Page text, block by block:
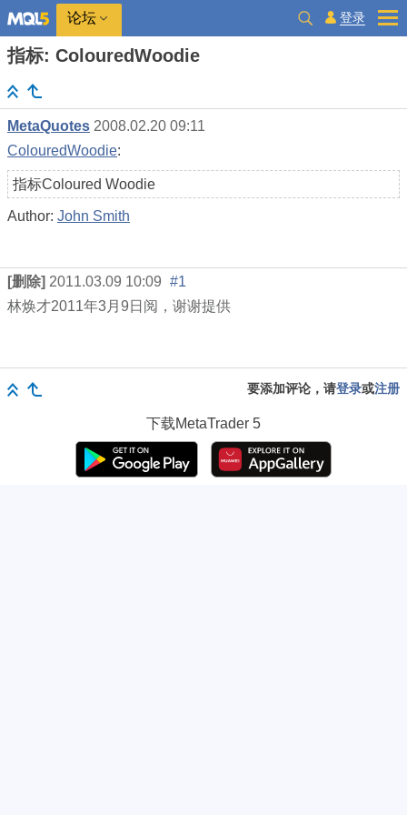
论坛 登录
指标: ColouredWoodie
MetaQuotes 2008.02.20 09:11
ColouredWoodie:
指标Coloured Woodie
Author: John Smith
[删除] 2011.03.09 10:09 #1
林焕才2011年3月 9 日阅，谢谢提供
要添加评论，请登录或注册
下载MetaTrader 5